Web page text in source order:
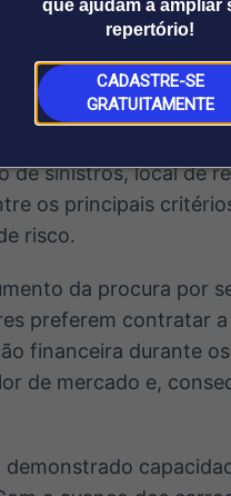
que ajudam a ampliar
repertório!
CADASTRE-SE
GRATUITAMENTE
facilidade tem
entre as
dos fatores mais
sinistros, local de
os principais
risco.
da procura por
preferem contratar
financeira durante
de mercado e,